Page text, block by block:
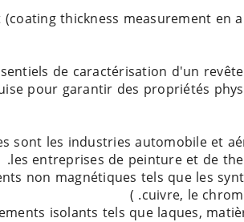
thickness measurement en
de caractérisation d'un
pour garantir des propriétés
sont les industries automobile et
non magnétiques tels que les
isolants tels que laques,